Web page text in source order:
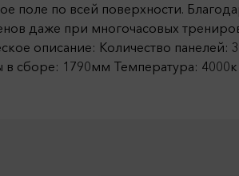
по всей поверхности.
даже при многочасовых
описание: Количество панелей:
сборе: 1790мм Температура: 4000к